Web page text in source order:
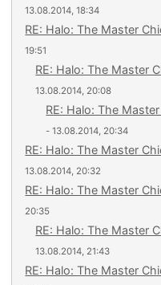
13.08.2014, 18:34
RE: Halo: The Master
19:51
RE: Halo: The Master
13.08.2014, 20:08
RE: Halo: The
- 13.08.2014, 20:34
RE: Halo: The Master
13.08.2014, 20:32
RE: Halo: The Master
20:35
RE: Halo: The Master
13.08.2014, 21:43
RE: Halo: The Master